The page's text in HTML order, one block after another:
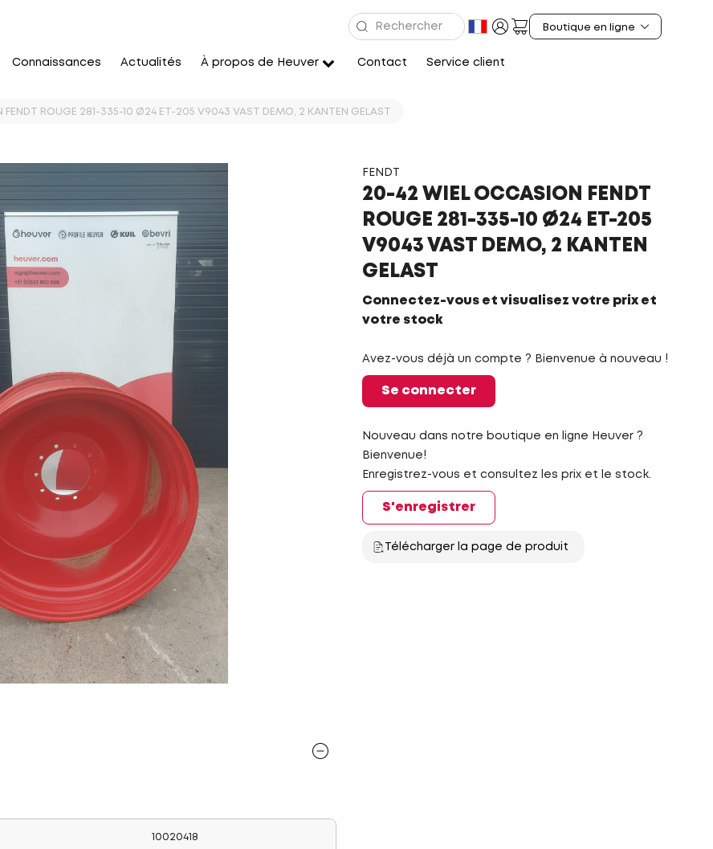
Connaissances Actualités À propos de Heuver Contact Service client
ROUGE 281-335-10 Ø24 ET-205 V9043 VAST DEMO, 2 KANTEN GELAST
FENDT
20-42 WIEL OCCASION FENDT
ROUGE 281-335-10 Ø24 ET-205
V9043 VAST DEMO, 2 KANTEN
GELAST
Connectez-vous et visualisez votre prix et
votre stock
Avez-vous déjà un compte ? Bienvenue à nouveau !
Se connecter
Nouveau dans notre boutique en ligne Heuver ?
Bienvenue!
Enregistrez-vous et consultez les prix et le stock.
S'enregistrer
Télécharger la page de produit
10020418